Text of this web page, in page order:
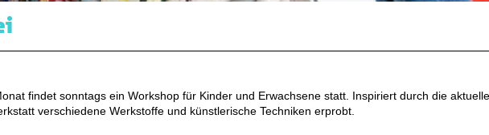
findet sonntags ein Workshop für Kinder und Erwachsene statt. Inspiriert durch die
verschiedene Werkstoffe und künstlerische Techniken erprobt.